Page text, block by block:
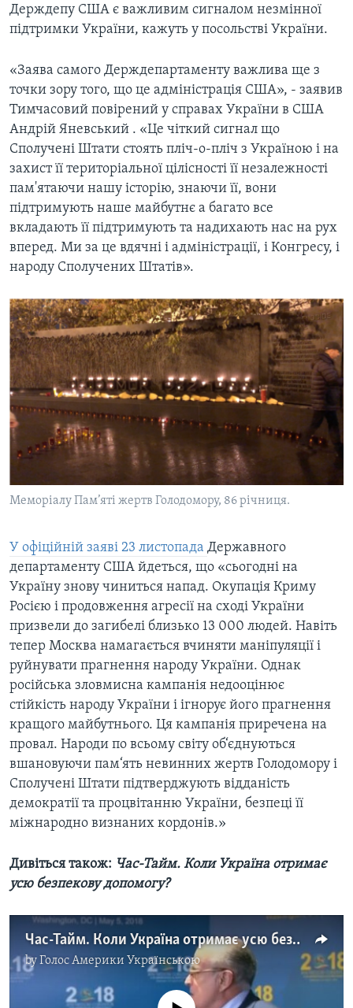
Держдепу США є важливим сигналом незмінної
підтримки України, кажуть у посольстві України.
«Заява самого Держдепартаменту важлива ще з
точки зору того, що це адміністрація США», - заявив
Тимчасовий повірений у справах України в США
Андрій Яневський . «Це чіткий сигнал що
Сполучені Штати стоять пліч-о-пліч з Україною і на
захист її територіальної цілісності її незалежності
пам'ятаючи нашу історію, знаючи її, вони
підтримують наше майбутнє а багато все
вкладають її підтримують та надихають нас на рух
вперед. Ми за це вдячні і адміністрації, і Конгресу, і
народу Сполучених Штатів».
Меморіалу Пам’яті жертв Голодомору, 86 річниця.
У офіційній заяві 23 листопада Державного
департаменту США йдеться, що «сьогодні на
Україну знову чиниться напад. Окупація Криму
Росією і продовження агресії на сході України
призвели до загибелі близько 13 000 людей. Навіть
тепер Москва намагається вчиняти маніпуляції і
руйнувати прагнення народу України. Однак
російська зловмисна кампанія недооцінює
стійкість народу України і ігнорує його прагнення
кращого майбутнього. Ця кампанія приречена на
провал. Народи по всьому світу об‘єднуються
вшановуючи пам‘ять невинних жертв Голодомору і
Сполучені Штати підтверджують відданість
демократії та процвітанню України, безпеці її
міжнародно визнаних кордонів.»
Дивіться також: Час-Тайм. Коли Україна отримає
усю безпекову допомогу?
Час-Тайм. Коли Україна отримає усю безпекову допомогу?
byГолос Америки Українською
No media source currently available